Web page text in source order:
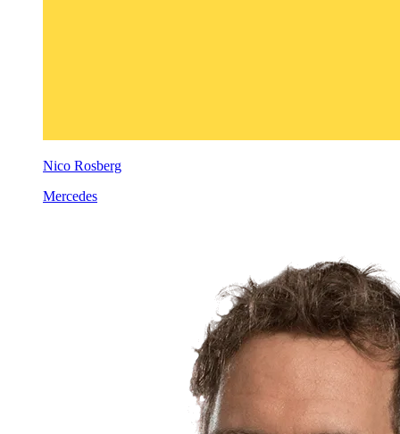
Nico Rosberg
Mercedes